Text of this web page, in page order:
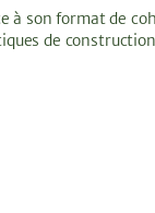
à son format de
de